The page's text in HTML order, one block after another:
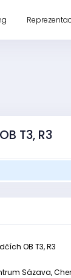
T3, R3
OB T3, R3
Sázava,